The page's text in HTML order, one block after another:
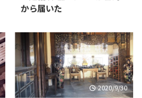
から届いた
2020/9/30